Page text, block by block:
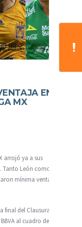
EN
MX
arrojó ya a sus
Tanto León como
mínima ventaja en
del Clausura 2019
al cuadro de